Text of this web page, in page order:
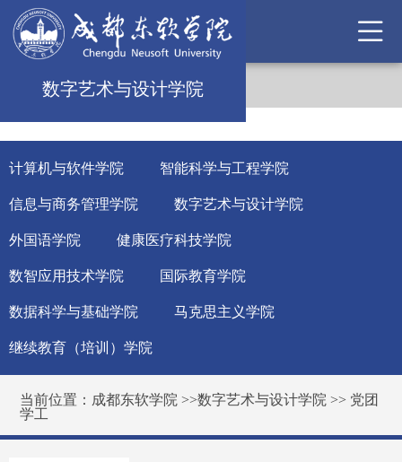
数字艺术与设计学院
计算机与软件学院 智能科学与工程学院
信息与商务管理学院 数字艺术与设计学院
外国语学院 健康医疗科技学院
数智应用技术学院 国际教育学院
数据科学与基础学院 马克思主义学院
继续教育（培训）学院
当前位置： 成都东软学院 >>数字艺术与设计学院 >> 党团
学工